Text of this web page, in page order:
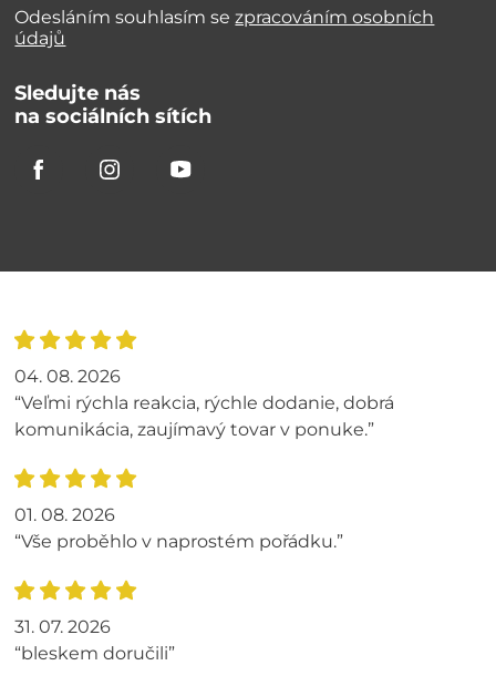
Odesláním souhlasím sezpracováním osobních
údajů
Sledujte nás
na sociálních sítích
04. 08. 2026
“Veľmi rýchla reakcia, rýchle dodanie, dobrá
komunikácia, zaujímavý tovar v ponuke.”
01. 08. 2026
“Vše proběhlo v naprostém pořádku.”
31. 07. 2026
“bleskem doručili”